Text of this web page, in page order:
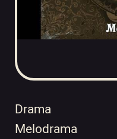
Drama
Melodrama